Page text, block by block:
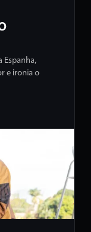
Espanha,
e ironia o